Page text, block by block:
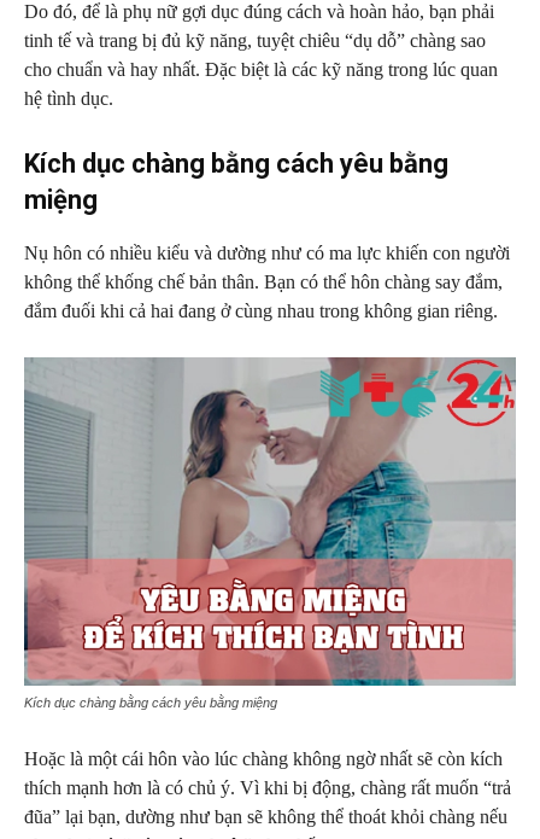
Do đó, để là phụ nữ gợi dục đúng cách và hoàn hảo, bạn phải
tinh tế và trang bị đủ kỹ năng, tuyệt chiêu “dụ dỗ” chàng sao
cho chuẩn và hay nhất. Đặc biệt là các kỹ năng trong lúc quan
hệ tình dục.
Kích dục chàng bằng cách yêu bằng
miệng
Nụ hôn có nhiều kiểu và dường như có ma lực khiến con người
không thể khống chế bản thân. Bạn có thể hôn chàng say đắm,
đắm đuối khi cả hai đang ở cùng nhau trong không gian riêng.
Kích dục chàng bằng cách yêu bằng miệng
Hoặc là một cái hôn vào lúc chàng không ngờ nhất sẽ còn kích
thích mạnh hơn là có chủ ý. Vì khi bị động, chàng rất muốn “trả
đũa” lại bạn, dường như bạn sẽ không thể thoát khỏi chàng nếu